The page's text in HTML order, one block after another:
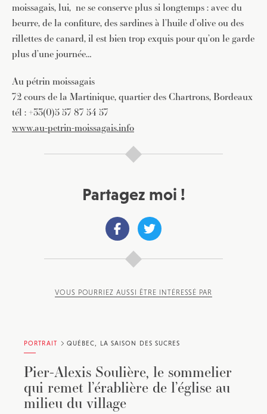
moissagais, lui, ne se conserve plus si longtemps : avec du
beurre, de la confiture, des sardines à l’huile d’olive ou des
rillettes de canard, il est bien trop exquis pour qu’on le garde
plus d’une journée…
Au pétrin moissagais
72 cours de la Martinique, quartier des Chartrons, Bordeaux
tél : +33(0)5 57 87 54 57
www.au-petrin-moissagais.info
Partagez moi !
VOUS POURRIEZ AUSSI ÊTRE INTÉRESSÉ PAR
PORTRAIT QUÉBEC, LA SAISON DES SUCRES
Pier-Alexis Soulière, le sommelier
qui remet l’érablière de l’église au
milieu du village
Pour recevoir toutes les deux semaines notre lettre
d’info avec une sélection d’articles …